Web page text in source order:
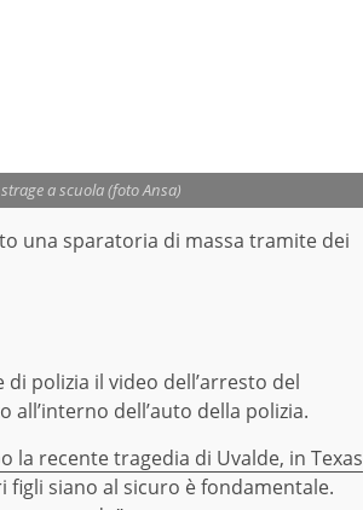
a scuola (foto Ansa)
una sparatoria di massa tramite dei
polizia il video dell’arresto del
dell’auto della polizia.
la recente tragedia di Uvalde, in Texas
figli siano al sicuro è fondamentale.